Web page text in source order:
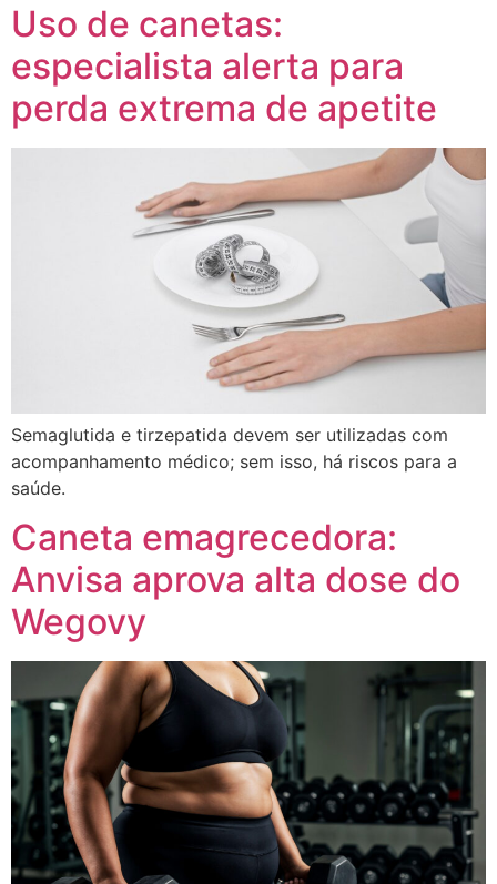
Uso de canetas:
especialista alerta para
perda extrema de apetite
Semaglutida e tirzepatida devem ser utilizadas com
acompanhamento médico; sem isso, há riscos para a
saúde.
Caneta emagrecedora:
Anvisa aprova alta dose do
Wegovy